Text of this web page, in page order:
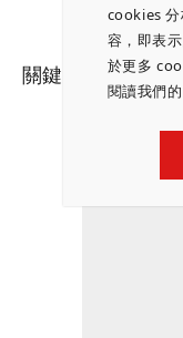
cookies 分
容，即表
於更多
閱讀我們
關鍵字： 漢翔｜